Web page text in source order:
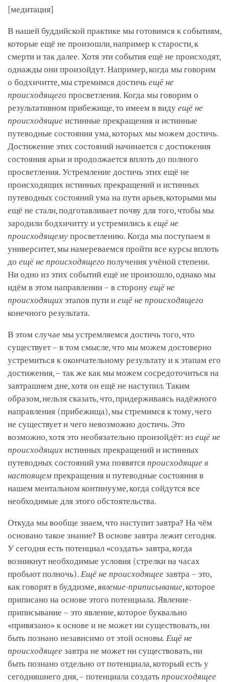
[медитация]
В нашей буддийской практике мы готовимся к событиям,
которые ещё не произошли, например к старости, к
смерти и так далее. Хотя эти события ещё не происходят,
однажды они произойдут. Например, когда мы говорим
о бодхичитте, мы стремимся достичь ещё не
происходящего просветления. Когда мы говорим о
результативном прибежище, то имеем в виду ещё не
происходящие истинные прекращения и истинные
путеводные состояния ума, которых мы можем достичь.
Достижение этих состояний начинается с достижения
состояния арьи и продолжается вплоть до полного
просветления. Устремление достичь этих ещё не
происходящих истинных прекращений и истинных
путеводных состояний ума на пути арьев, которыми мы
ещё не стали, подготавливает почву для того, чтобы мы
зародили бодхичитту и устремились к ещё не
происходящему просветлению. Когда мы поступаем в
университет, мы намереваемся пройти все курсы вплоть
до ещё не происходящего получения учёной степени.
Ни одно из этих событий ещё не произошло, однако мы
идём в этом направлении – в сторону ещё не
происходящих этапов пути и ещё не происходящего
конечного результата.
В этом случае мы устремляемся достичь того, что
существует – в том смысле, что мы можем достоверно
устремиться к окончательному результату и к этапам его
достижения, – так же как мы можем сосредоточиться на
завтрашнем дне, хотя он ещё не наступил. Таким
образом, нельзя сказать, что, придерживаясь надёжного
направления (прибежища), мы стремимся к тому, чего
не существует и чего невозможно достичь. Это
возможно, хотя это необязательно произойдёт: из ещё не
происходящих истинных прекращений и истинных
путеводных состояний ума появятся происходящие в
настоящем прекращения и путеводные состояния в
нашем ментальном континууме, когда сойдутся все
необходимые для этого обстоятельства.
Откуда мы вообще знаем, что наступит завтра? На чём
основано такое знание? В основе завтра лежит сегодня.
У сегодня есть потенциал «создать» завтра, когда
возникнут необходимые условия (стрелки на часах
пробьют полночь). Ещё не происходящее завтра – это,
как говорят в буддизме, явление-приписывание, которое
приписано на основе этого потенциала. Явление-
приписывание – это явление, которое буквально
«привязано» к основе и не может ни существовать, ни
быть познано независимо от этой основы. Ещё не
происходящее завтра не может ни существовать, ни
быть познано отдельно от потенциала, который есть у
сегодняшнего дня, – потенциала создать происходящее